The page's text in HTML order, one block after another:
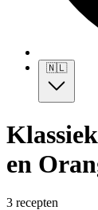
🇳🇱
en
3 recepten